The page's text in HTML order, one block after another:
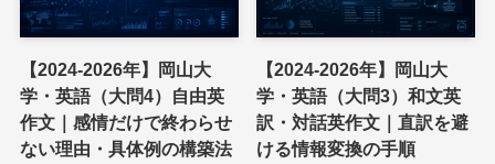
【2024-2026年】岡山大
学・英語（大問4）自由英
作文｜感情だけで終わらせ
ない理由・具体例の構築法
【2024-2026年】岡山大
学・英語（大問3）和文英
訳・対話英作文｜直訳を避
ける情報変換の手順